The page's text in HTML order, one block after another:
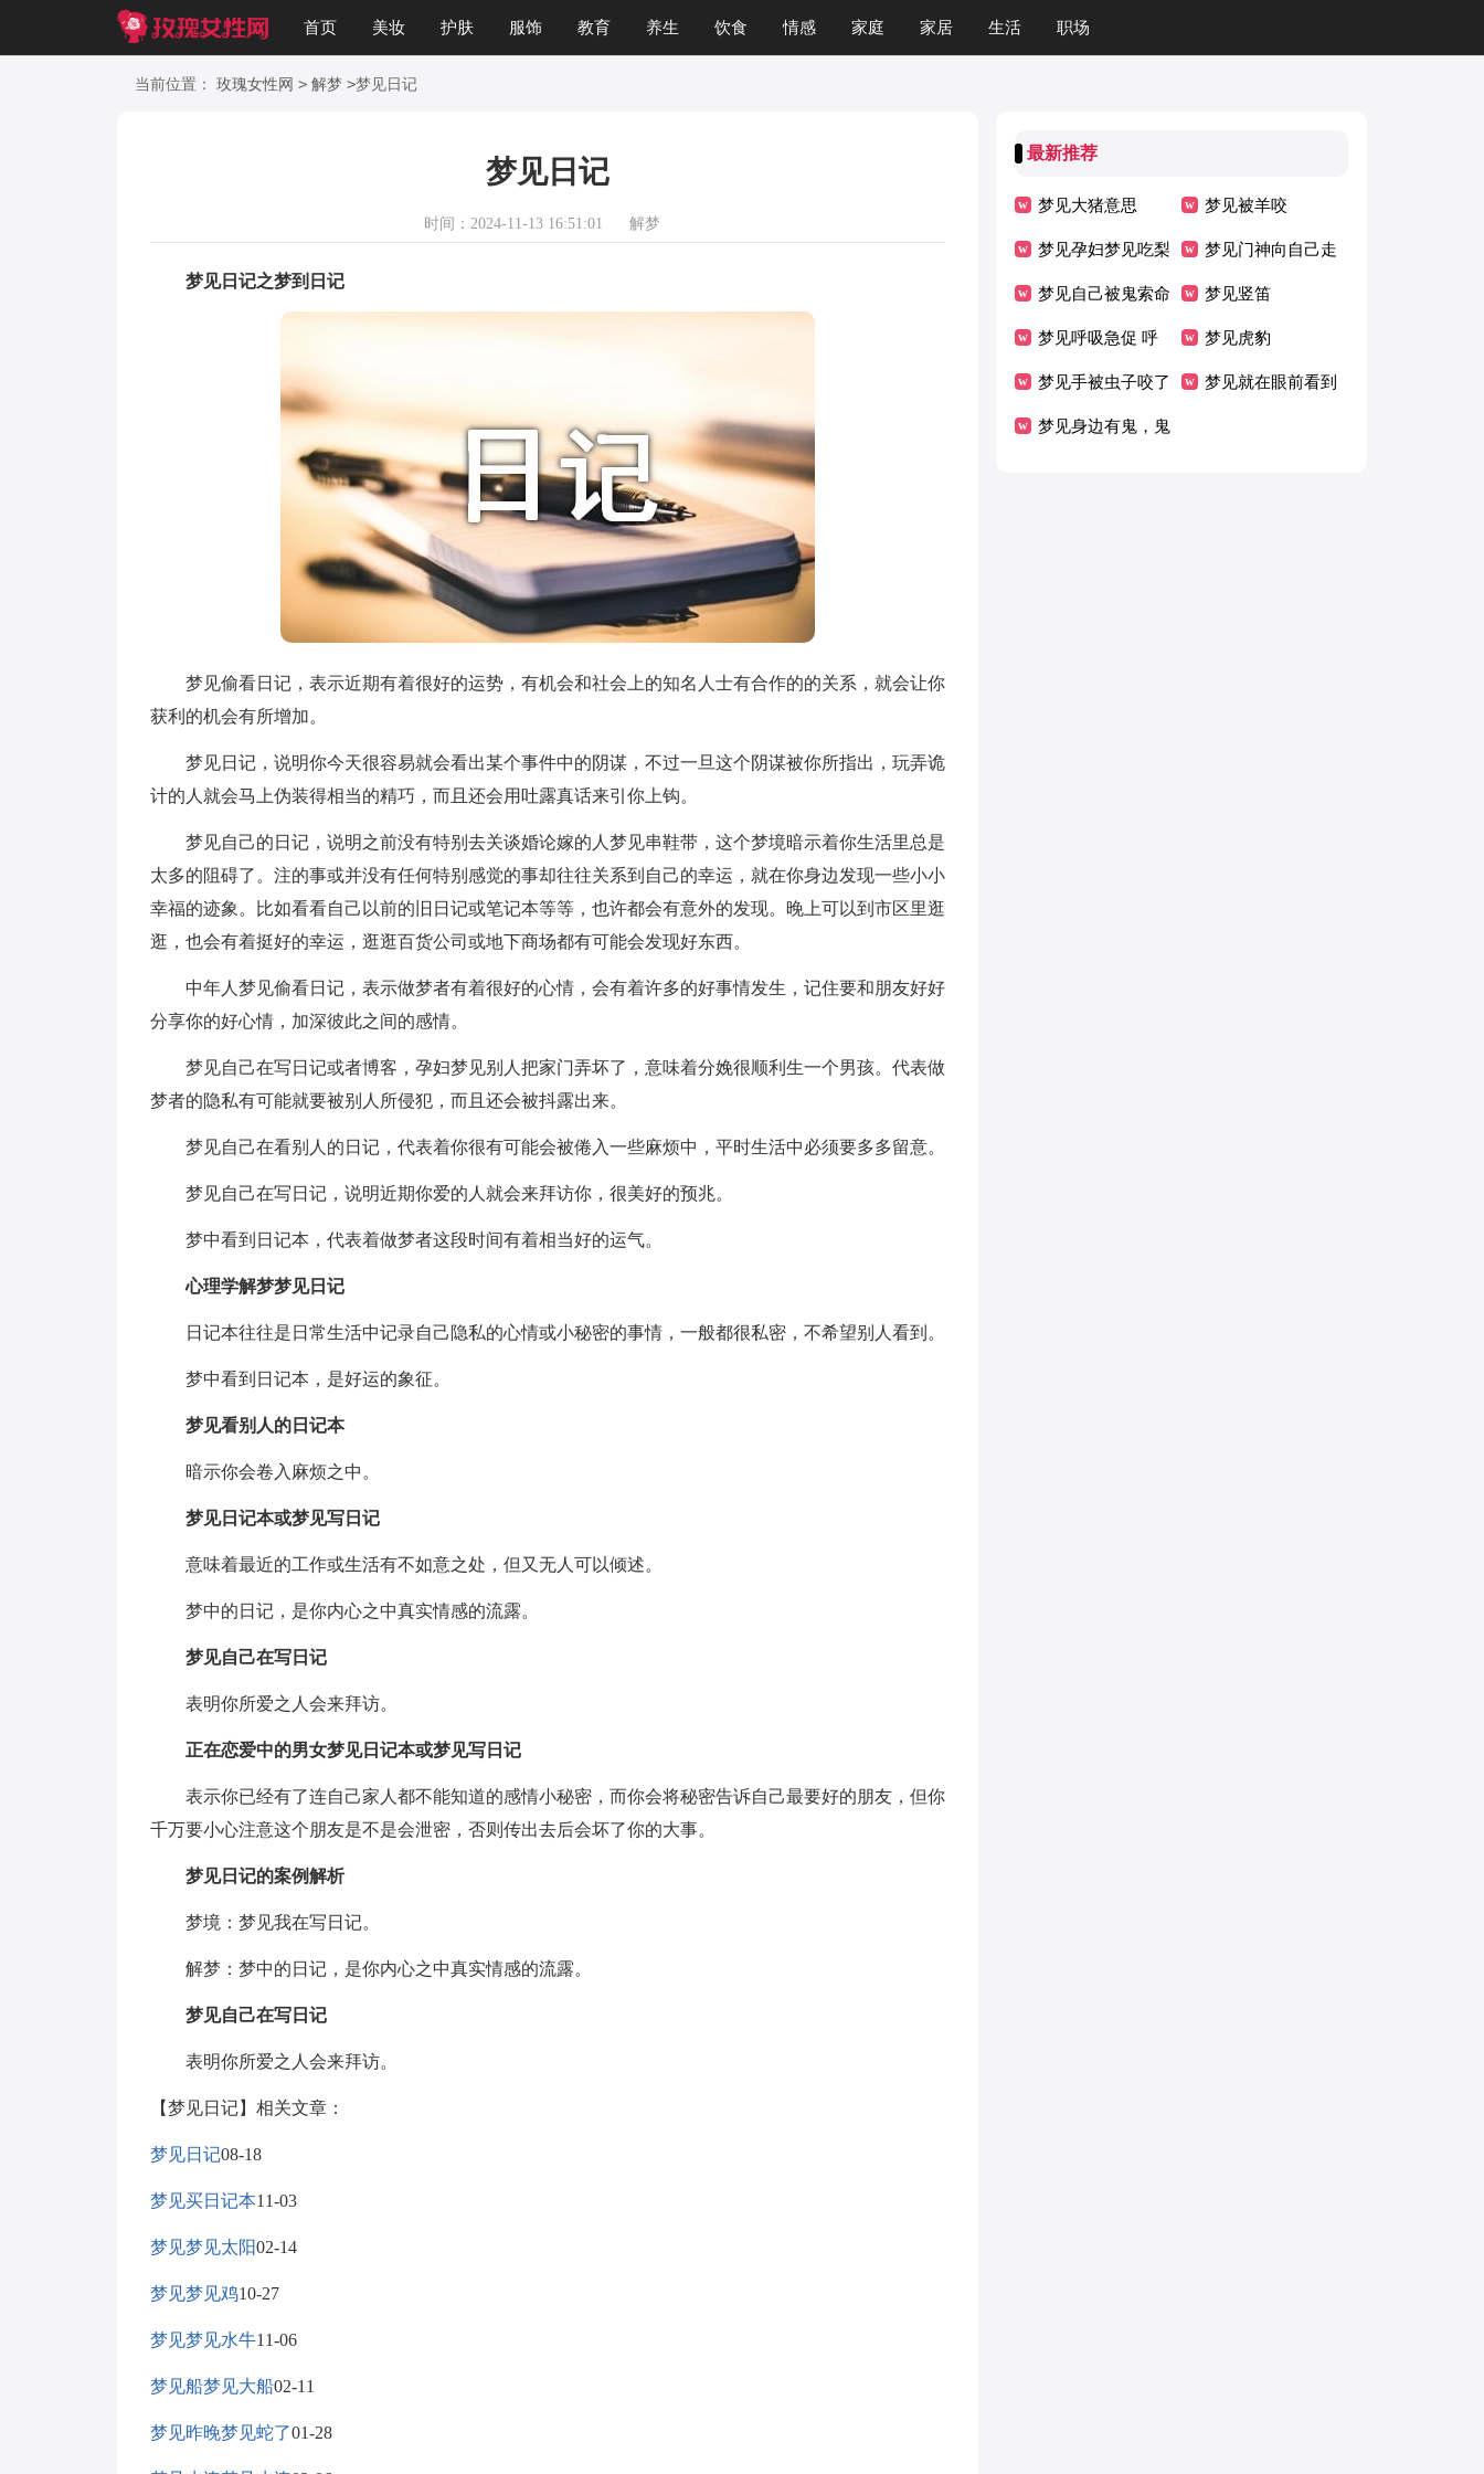
首页 美妆 护肤 服饰 教育 养生 饮食 情感 家庭 家居 生活 职场
美文 知识
当前位置： 玫瑰女性网 > 解梦 >梦见日记
梦见日记
时间：2024-11-13 16:51:01 解梦
梦见日记之梦到日记
梦见偷看日记，表示近期有着很好的运势，有机会和社会上的知名人士有合作的的关系，就会让你
获利的机会有所增加。
梦见日记，说明你今天很容易就会看出某个事件中的阴谋，不过一旦这个阴谋被你所指出，玩弄诡
计的人就会马上伪装得相当的精巧，而且还会用吐露真话来引你上钩。
梦见自己的日记，说明之前没有特别去关谈婚论嫁的人梦见串鞋带，这个梦境暗示着你生活里总是
太多的阻碍了。注的事或并没有任何特别感觉的事却往往关系到自己的幸运，就在你身边发现一些小小
幸福的迹象。比如看看自己以前的旧日记或笔记本等等，也许都会有意外的发现。晚上可以到市区里逛
逛，也会有着挺好的幸运，逛逛百货公司或地下商场都有可能会发现好东西。
中年人梦见偷看日记，表示做梦者有着很好的心情，会有着许多的好事情发生，记住要和朋友好好
分享你的好心情，加深彼此之间的感情。
梦见自己在写日记或者博客，孕妇梦见别人把家门弄坏了，意味着分娩很顺利生一个男孩。代表做
梦者的隐私有可能就要被别人所侵犯，而且还会被抖露出来。
梦见自己在看别人的日记，代表着你很有可能会被倦入一些麻烦中，平时生活中必须要多多留意。
梦见自己在写日记，说明近期你爱的人就会来拜访你，很美好的预兆。
梦中看到日记本，代表着做梦者这段时间有着相当好的运气。
心理学解梦梦见日记
日记本往往是日常生活中记录自己隐私的心情或小秘密的事情，一般都很私密，不希望别人看到。
梦中看到日记本，是好运的象征。
梦见看别人的日记本
暗示你会卷入麻烦之中。
梦见日记本或梦见写日记
意味着最近的工作或生活有不如意之处，但又无人可以倾述。
梦中的日记，是你内心之中真实情感的流露。
梦见自己在写日记
表明你所爱之人会来拜访。
正在恋爱中的男女梦见日记本或梦见写日记
表示你已经有了连自己家人都不能知道的感情小秘密，而你会将秘密告诉自己最要好的朋友，但你
千万要小心注意这个朋友是不是会泄密，否则传出去后会坏了你的大事。
梦见日记的案例解析
梦境：梦见我在写日记。
解梦：梦中的日记，是你内心之中真实情感的流露。
梦见自己在写日记
表明你所爱之人会来拜访。
【梦见日记】相关文章：
梦见日记08-18
梦见买日记本11-03
梦见梦见太阳02-14
梦见梦见鸡10-27
梦见梦见水牛11-06
梦见船梦见大船02-11
梦见昨晚梦见蛇了01-28
最新推荐
梦见大猪意思 梦见被羊咬
梦见孕妇梦见吃梨
子
梦见门神向自己走
过来
梦见自己被鬼索命 梦见竖笛
梦见呼吸急促 呼
吸均匀
梦见虎豹
梦见手被虫子咬了 梦见就在眼前看到
梦见身边有鬼，鬼